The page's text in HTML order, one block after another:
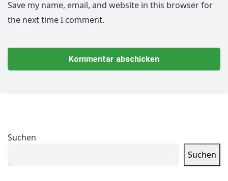
Save my name, email, and website in this browser for
the next time I comment.
Suchen
Suchen